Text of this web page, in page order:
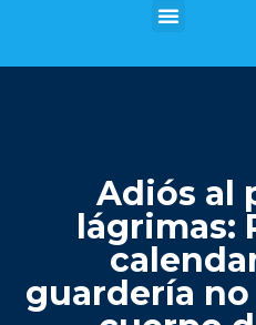
Adiós al
lágrimas:
guardería